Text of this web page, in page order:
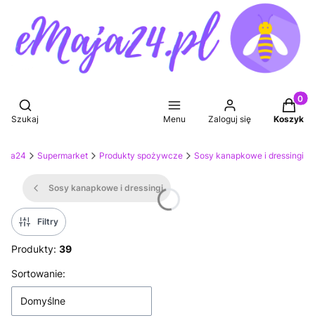
Otwórz wyszukiwarkę
Szukaj Menu Zaloguj się Koszyk
Supermarket Produkty spożywcze Sosy kanapkowe i dressingi
Sosy kanapkowe i dressingi
Filtry
Produkty: 39
Lista produktów
Sortowanie:
Domyślne